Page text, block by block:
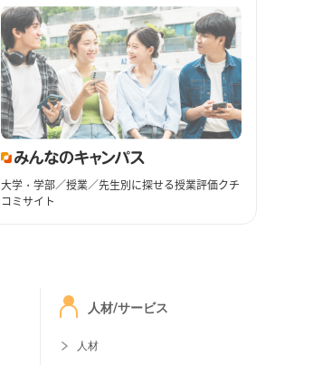
大学・学部／授業／先生別に探せる授業評価クチ
コミサイト
人材/サービス
人材